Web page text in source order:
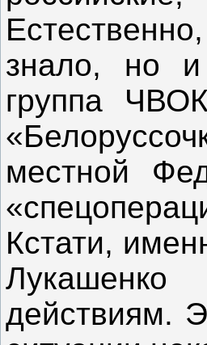
знало, но и
группа
местной
Кстати,
действиям.